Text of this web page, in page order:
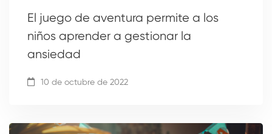
El juego de aventura permite a los
niños aprender a gestionar la
ansiedad
10 de octubre de 2022